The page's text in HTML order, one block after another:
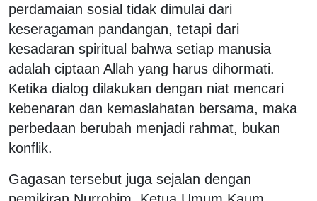
perdamaian sosial tidak dimulai dari
keseragaman pandangan, tetapi dari
kesadaran spiritual bahwa setiap manusia
adalah ciptaan Allah yang harus dihormati.
Ketika dialog dilakukan dengan niat mencari
kebenaran dan kemaslahatan bersama, maka
perbedaan berubah menjadi rahmat, bukan
konflik.
Gagasan tersebut juga sejalan dengan